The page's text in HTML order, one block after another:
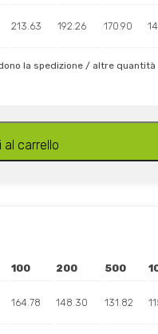
213.63 192.26 170.90
la spedizione / altre quantità
al carrello
100 200 500
164.78 148.30 131.82